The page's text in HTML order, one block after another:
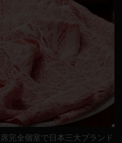
完全個室で日本三大ブランド